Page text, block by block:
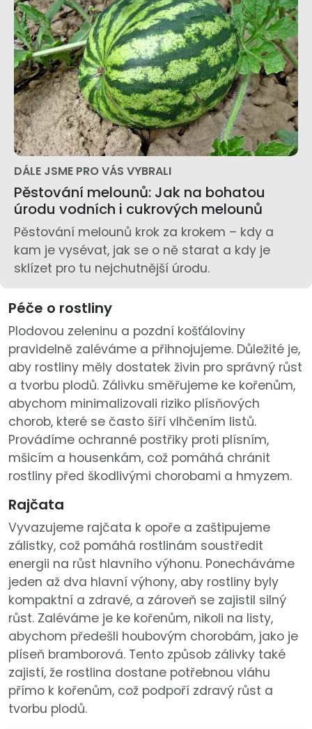
DÁLE JSME PRO VÁS VYBRALI
Pěstování melounů: Jak na bohatou
úrodu vodních i cukrových melounů
Pěstování melounů krok za krokem – kdy a
kam je vysévat, jak se o ně starat a kdy je
sklízet pro tu nejchutnější úrodu.
Péče o rostliny
Plodovou zeleninu a pozdní košťáloviny
pravidelně zaléváme a přihnojujeme. Důležité je,
aby rostliny měly dostatek živin pro správný růst
a tvorbu plodů. Zálivku směřujeme ke kořenům,
abychom minimalizovali riziko plísňových
chorob, které se často šíří vlhčením listů.
Provádíme ochranné postřiky proti plísním,
mšicím a housenkám, což pomáhá chránit
rostliny před škodlivými chorobami a hmyzem.
Rajčata
Vyvazujeme rajčata k opoře a zaštipujeme
zálistky, což pomáhá rostlinám soustředit
energii na růst hlavního výhonu. Ponecháváme
jeden až dva hlavní výhony, aby rostliny byly
kompaktní a zdravé, a zároveň se zajistil silný
růst. Zaléváme je ke kořenům, nikoli na listy,
abychom předešli houbovým chorobám, jako je
plíseň bramborová. Tento způsob zálivky také
zajistí, že rostlina dostane potřebnou vláhu
přímo k kořenům, což podpoří zdravý růst a
tvorbu plodů.